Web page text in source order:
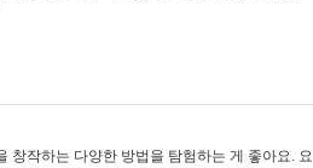
창작하는 다양한 방법을 탐험하는 게 좋아요. 요